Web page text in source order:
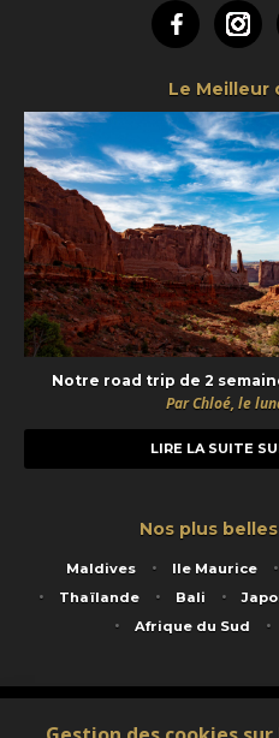
Facebook
Le Meilleur
Notre road trip de 2
Par Chloé, le
LIRE LA SUITE
Nos plus
Maldives Ile Maurice
Thaïlande
Bali
Afrique du Sud
Service animé par Nautil Voyages - 22